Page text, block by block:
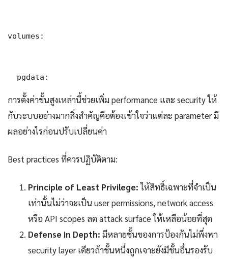
volumes:
  pgdata:
การตั้งค่าขั้นสูงเหล่านี้ช่วยเพิ่ม performance และ security ให้
กับระบบอย่างมากสิ่งสำคัญคือต้องเข้าใจว่าแต่ละ parameter มี
ผลอย่างไรก่อนปรับเปลี่ยนค่า
Best practices ที่ควรปฏิบัติตาม:
Principle of Least Privilege:ให้สิทธิ์เฉพาะที่จำเป็น
เท่านั้นไม่ว่าจะเป็น user permissions, network access
หรือ API scopes ลด attack surface ให้เหลือน้อยที่สุด
Defense in Depth: มีหลายชั้นของการป้องกันไม่พึ่งพา
security layer เดียวถ้าชั้นหนึ่งถูกเจาะยังมีชั้นอื่นรองรับ